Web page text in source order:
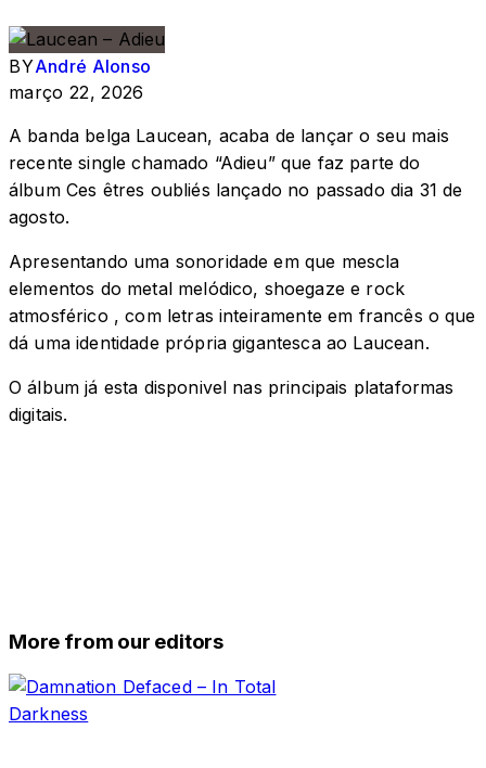
BYAndré Alonso
março 22, 2026
A banda belga Laucean, acaba de lançar o seu mais
recente single chamado “Adieu” que faz parte do
álbum Ces êtres oubliés lançado no passado dia 31 de
agosto.
Apresentando uma sonoridade em que mescla
elementos do metal melódico, shoegaze e rock
atmosférico , com letras inteiramente em francês o que
dá uma identidade própria gigantesca ao Laucean.
O álbum já esta disponivel nas principais plataformas
digitais.
More from our editors